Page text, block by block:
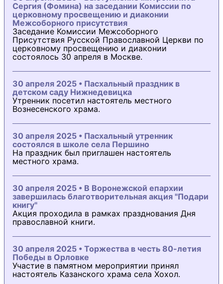
Сергия (Фомина) на заседании Комиссии по
церковному просвещению и диаконии
Межсоборного присутствия
Заседание Комиссии Межсоборного
Присутствия Русской Православной Церкви по
церковному просвещению и диаконии
состоялось 30 апреля в Москве.
30 апреля 2025 • Пасхальный праздник в
детском саду Нижнедевицка
Утренник посетил настоятель местного
Вознесенского храма.
30 апреля 2025 • Пасхальный утренник
состоялся в школе села Першино
На праздник был приглашен настоятель
местного храма.
30 апреля 2025 • В Воронежской епархии
завершилась благотворительная акция "Подари
книгу"
Акция проходила в рамках празднования Дня
православной книги.
30 апреля 2025 • Торжества в честь 80-летия
Победы в Орловке
Участие в памятном мероприятии принял
настоятель Казанского храма села Хохол.